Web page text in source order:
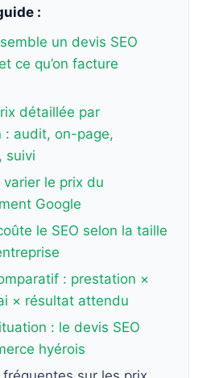
:
un devis SEO
ce qu’on facture
détaillée par
: audit, on-page,
suivi
le prix du
Google
le SEO selon la taille
: prestation ×
× résultat attendu
: le devis SEO
hyérois